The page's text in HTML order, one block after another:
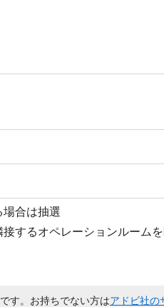
合は抽選
するオペレーションルーム
す。お持ちでない方はアドビ社の